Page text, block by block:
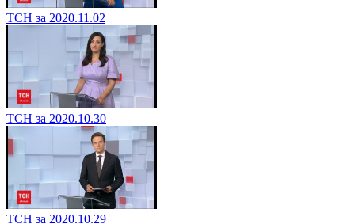
ТСН за 2020.11.02
ТСН за 2020.10.30
ТСН за 2020.10.29